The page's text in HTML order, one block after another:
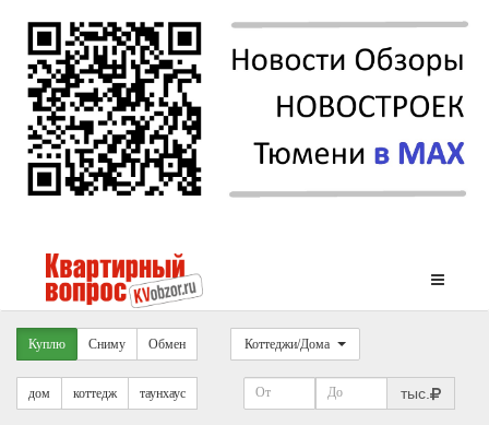
Куплю Сниму Обмен Коттеджи/Дома
дом коттедж таунхаус тыс.